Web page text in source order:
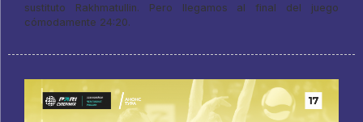
sustituto Rakhmatullin. Pero llegamos al final del juego
cómodamente 24:20.